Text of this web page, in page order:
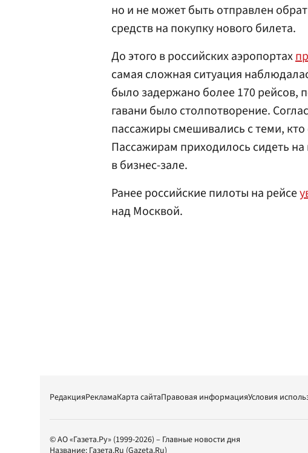
но и не может быть отправлен
средств на покупку нового билета.
До этого в российских аэропортах
самая сложная ситуация
было задержано более 170 рейсов,
гавани было столпотворение.
пассажиры смешивались с теми,
Пассажирам приходилось сидеть
в бизнес-зале.
Ранее российские пилоты на рейсе
над Москвой.
РедакцияРекламаКарта сайтаПравовая информацияУсловия
© АО «Газета.Ру» (1999-2026) – Главные новости дня
Название: Газета.Ru (Gazeta.Ru)